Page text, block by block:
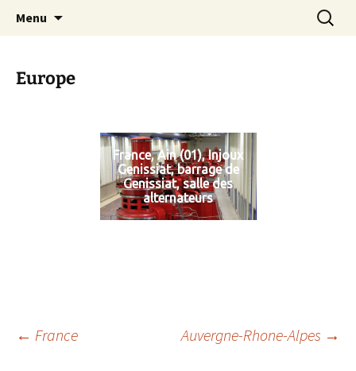
UDHEC38
L'association du Quartier des Eaux CLaires
Menu
Europe
France, Ain (01), Injoux
Genissiat, barrage de
Genissiat, salle des
alternateurs
Navigation
← France Auvergne-Rhone-Alpes →